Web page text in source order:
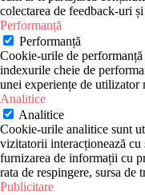
colectarea de feedback-uri
Performanță
Performanță
Cookie-urile de
indexurile cheie de
unei experiențe de
Analitice
Analitice
Cookie-urile analitice sunt
vizitatorii interacționează
furnizarea de informații cu
rata de respingere, sursa de
Publicitare